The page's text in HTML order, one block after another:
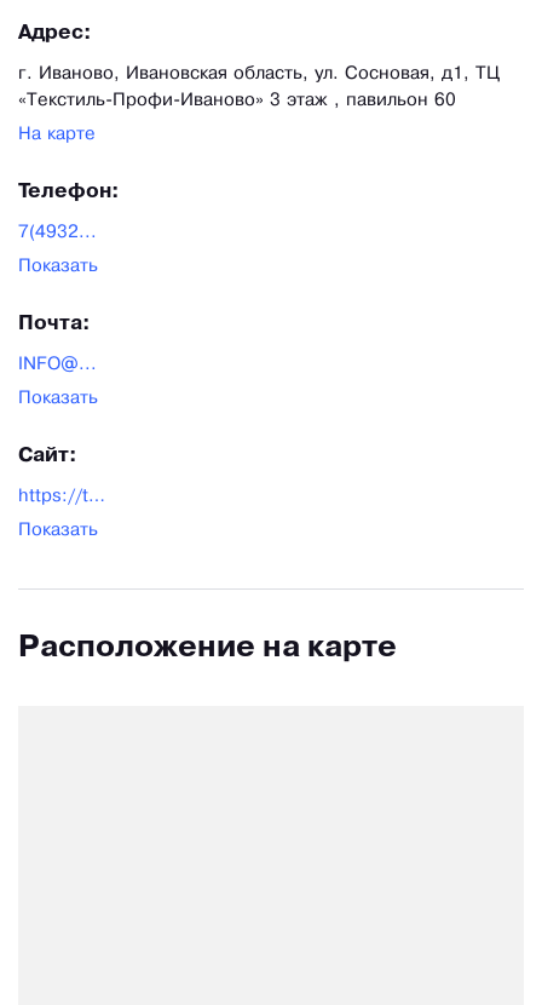
Адрес:
г. Иваново, Ивановская область, ул. Сосновая, д1, ТЦ
«Текстиль-Профи-Иваново» 3 этаж , павильон 60
На карте
Телефон:
7(4932...
Показать
Почта:
INFO@...
Показать
Сайт:
https://textilelab.ru/
Показать
Расположение на карте